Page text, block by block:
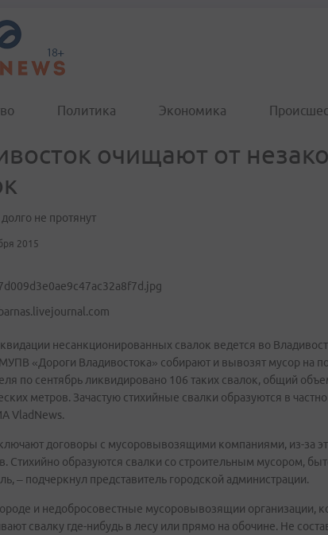
Политика Экономика
очищают от
не протянут
2015
несанкционированных свалок ведется во
«Дороги Владивостока» собирают и вывозят мусор на
по сентябрь ликвидировано 106 таких свалок, общий
метров. Зачастую стихийные свалки образуются в
VladNews.
договоры с мусоровывозящими компаниями, из-за
Стихийно образуются свалки со строительным мусором,
– подчеркнул представитель городской администрации.
и недобросовестные мусоровывозящии организации,
свалку где-нибудь в лесу или прямо на обочине. Не